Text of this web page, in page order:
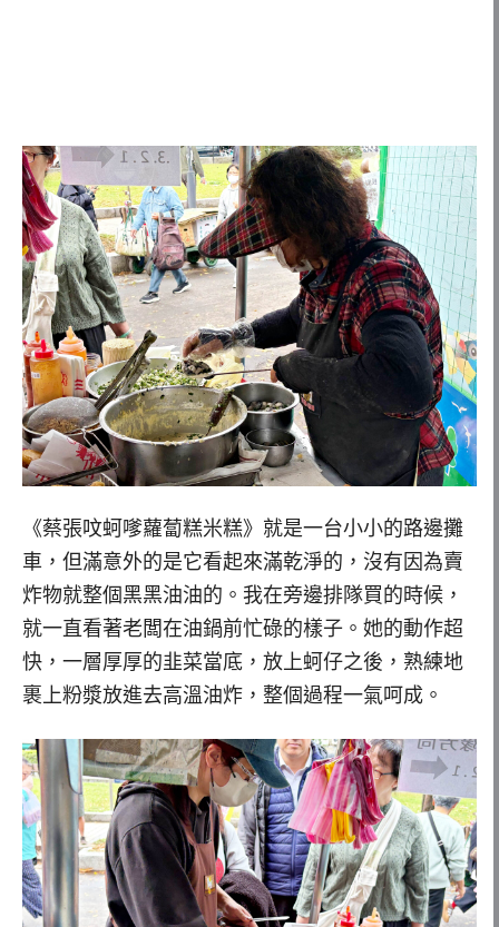
《蔡張呅蚵嗲蘿蔔糕米糕》就是一台小小的路邊攤
車，但滿意外的是它看起來滿乾淨的，沒有因為賣
炸物就整個黑黑油油的。我在旁邊排隊買的時候，
就一直看著老闆在油鍋前忙碌的樣子。她的動作超
快，一層厚厚的韭菜當底，放上蚵仔之後，熟練地
裹上粉漿放進去高溫油炸，整個過程一氣呵成。